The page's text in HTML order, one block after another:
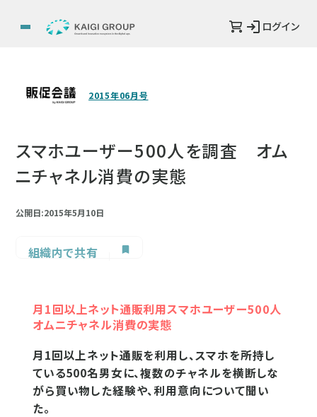
ログイン
2015年06月号
スマホユーザー500人を調査 オム
ニチャネル消費の実態
公開日:2015年5月10日
組織内で共有
月1回以上ネット通販利用スマホユーザー500人
オムニチャネル消費の実態
月1回以上ネット通販を利用し、スマホを所持し
ている500名男女に、複数のチャネルを横断しな
がら買い物した経験や、利用意向について聞い
た。